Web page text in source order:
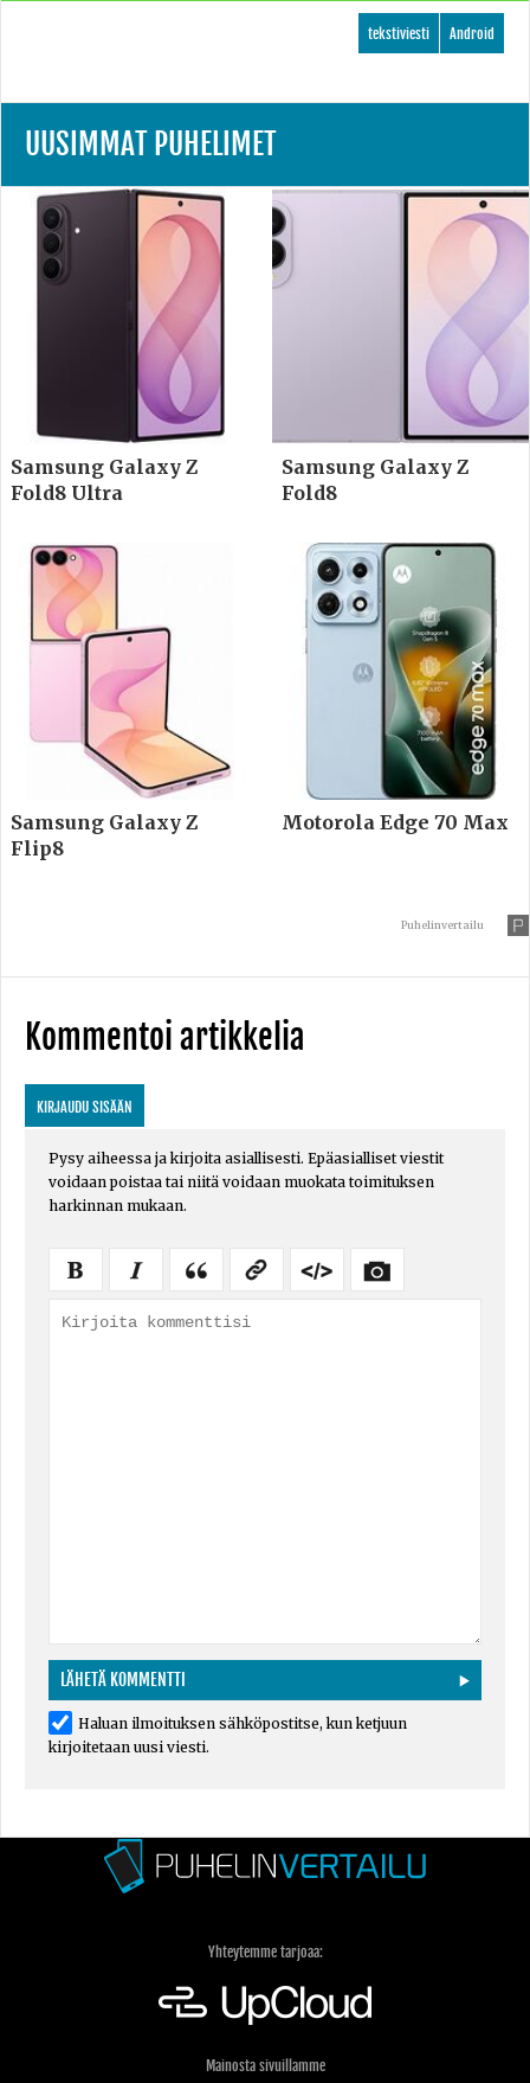
Android
tekstiviesti
UUSIMMAT PUHELIMET
Samsung Galaxy Z
Fold8 Ultra
Samsung Galaxy Z
Fold8
Samsung Galaxy Z
Flip8
Motorola Edge 70 Max
Puhelinvertailu
Kommentoi artikkelia
KIRJAUDU SISÄÄN
Pysy aiheessa ja kirjoita asiallisesti. Epäasialliset viestit
voidaan poistaa tai niitä voidaan muokata toimituksen
harkinnan mukaan.
Haluan ilmoituksen sähköpostitse, kun ketjuun
kirjoitetaan uusi viesti.
Yhteytemme tarjoaa:
Mainosta sivuillamme